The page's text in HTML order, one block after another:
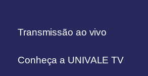
Transmissão ao vivo
Conheça a UNIVALE TV